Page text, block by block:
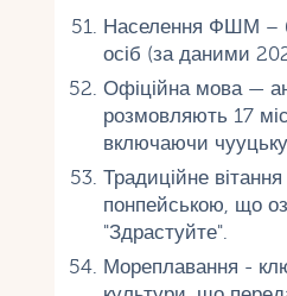
Населення ФШМ –
осіб (за даними
Офіційна мова —
розмовляють 17
включаючи
Традиційне
понпейською, що
"Здрастуйте".
Мореплавання -